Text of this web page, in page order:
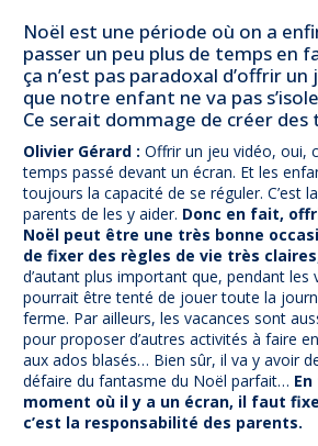
Noël est une période où on a
passer un peu plus de temps en
ça n’est pas paradoxal d’offrir
que notre enfant ne va pas
Ce serait dommage de créer
Olivier Gérard : Offrir un jeu vidéo, oui,
temps passé devant un écran. Et les
toujours la capacité de se réguler. C’est
parents de les y aider. Donc en fait,
Noël peut être une très bonne
de fixer des règles de vie très claires
d’autant plus important que, pendant les
pourrait être tenté de jouer toute la
ferme. Par ailleurs, les vacances sont
pour proposer d’autres activités à faire
aux ados blasés… Bien sûr, il va y avoir
défaire du fantasme du Noël parfait…
moment où il y a un écran, il faut
c’est la responsabilité des parents.